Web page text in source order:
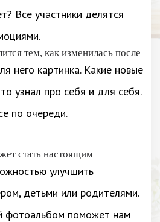
Все участники делятся
тем, как изменилась после
него картинка. Какие новые
узнал про себя и для себя.
по очереди.
стать настоящим
улучшить
детьми или родителями.
фотоальбом поможет нам